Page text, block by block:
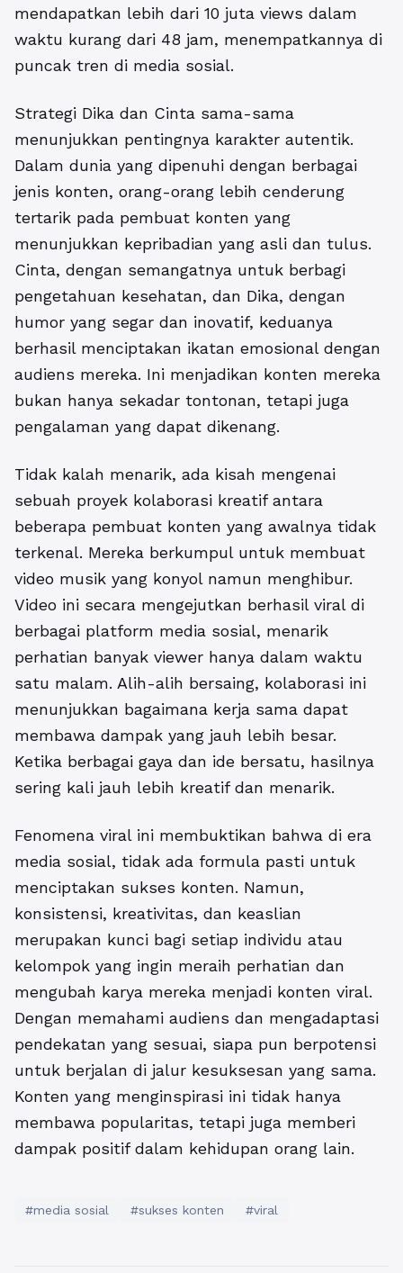
mendapatkan lebih dari 10 juta views dalam
waktu kurang dari 48 jam, menempatkannya di
puncak tren di media sosial.
Strategi Dika dan Cinta sama-sama
menunjukkan pentingnya karakter autentik.
Dalam dunia yang dipenuhi dengan berbagai
jenis konten, orang-orang lebih cenderung
tertarik pada pembuat konten yang
menunjukkan kepribadian yang asli dan tulus.
Cinta, dengan semangatnya untuk berbagi
pengetahuan kesehatan, dan Dika, dengan
humor yang segar dan inovatif, keduanya
berhasil menciptakan ikatan emosional dengan
audiens mereka. Ini menjadikan konten mereka
bukan hanya sekadar tontonan, tetapi juga
pengalaman yang dapat dikenang.
Tidak kalah menarik, ada kisah mengenai
sebuah proyek kolaborasi kreatif antara
beberapa pembuat konten yang awalnya tidak
terkenal. Mereka berkumpul untuk membuat
video musik yang konyol namun menghibur.
Video ini secara mengejutkan berhasil viral di
berbagai platform media sosial, menarik
perhatian banyak viewer hanya dalam waktu
satu malam. Alih-alih bersaing, kolaborasi ini
menunjukkan bagaimana kerja sama dapat
membawa dampak yang jauh lebih besar.
Ketika berbagai gaya dan ide bersatu, hasilnya
sering kali jauh lebih kreatif dan menarik.
Fenomena viral ini membuktikan bahwa di era
media sosial, tidak ada formula pasti untuk
menciptakan sukses konten. Namun,
konsistensi, kreativitas, dan keaslian
merupakan kunci bagi setiap individu atau
kelompok yang ingin meraih perhatian dan
mengubah karya mereka menjadi konten viral.
Dengan memahami audiens dan mengadaptasi
pendekatan yang sesuai, siapa pun berpotensi
untuk berjalan di jalur kesuksesan yang sama.
Konten yang menginspirasi ini tidak hanya
membawa popularitas, tetapi juga memberi
dampak positif dalam kehidupan orang lain.
#media sosial #sukses konten #viral